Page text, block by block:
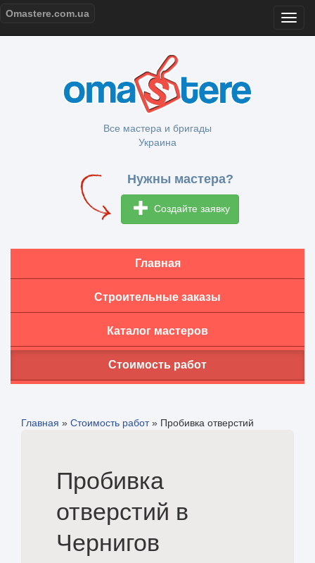
Omastere.com.ua
Все мастера и бригады
Украина
Нужны мастера?
Создайте заявку
Главная
Строительные заказы
Каталог мастеров
Стоимость работ
Главная » Стоимость работ» Пробивка отверстий
Пробивка
отверстий в
Чернигов